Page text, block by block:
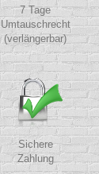
7 Tage
Umtauschrecht
(verlängerbar)
Sichere
Zahlung